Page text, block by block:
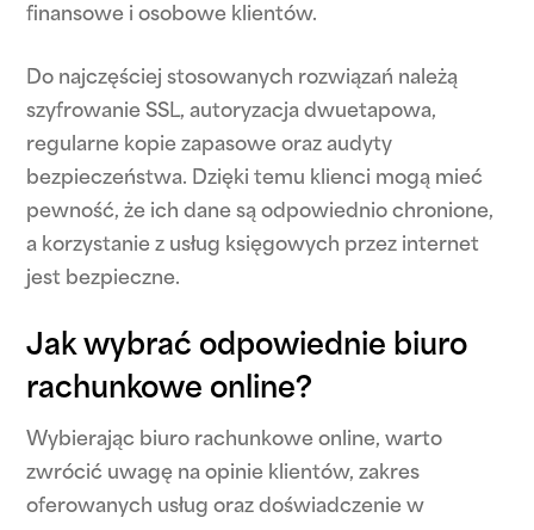
finansowe i osobowe klientów.
Do najczęściej stosowanych rozwiązań należą
szyfrowanie SSL, autoryzacja dwuetapowa,
regularne kopie zapasowe oraz audyty
bezpieczeństwa. Dzięki temu klienci mogą mieć
pewność, że ich dane są odpowiednio chronione,
a korzystanie z usług księgowych przez internet
jest bezpieczne.
Jak wybrać odpowiednie biuro
rachunkowe online?
Wybierając biuro rachunkowe online, warto
zwrócić uwagę na opinie klientów, zakres
oferowanych usług oraz doświadczenie w